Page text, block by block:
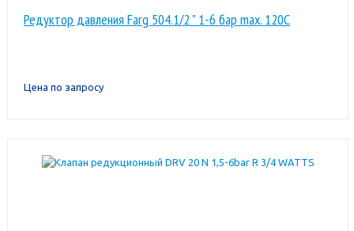
Редуктор давления Farg 504.1/2 " 1-6 бар max. 120C
Цена по запросу